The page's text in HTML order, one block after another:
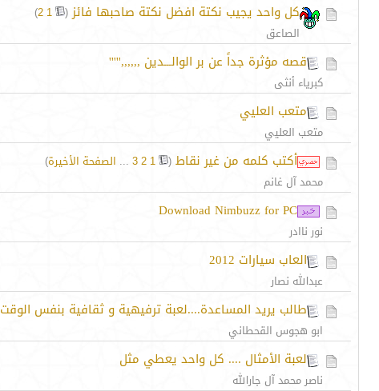
كل واحد يجيب نكتة افضل نكتة صاحبها فائز‏
(
1
2
)
الصاعق
قصه مؤثرة جداً عن بر الوالـــدين ,,,,,,'''''
كبرياء أنثى
متعب العليي
متعب العليي
أكتب كلمه من غير نقاط (
1
2
3
... الصفحة الأخيرة)
محمد آل غانم
Download Nimbuzz for PC
نور ناادر
العاب سيارات 2012
عبدالله نصار
طالب يريد المساعدة....لعبة ترفيهية و ثقافية بنفس الوقت
ابو هجوس القحطاني
لعبة الأمثال .... كل واحد يعطي مثل
ناصر محمد آل جارالله